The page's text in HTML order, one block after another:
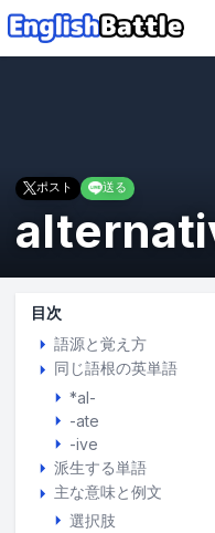
ポスト 送る
目次
語源と覚え方
同じ語根の英単語
*al-
-ate
-ive
派生する単語
主な意味と例文
選択肢